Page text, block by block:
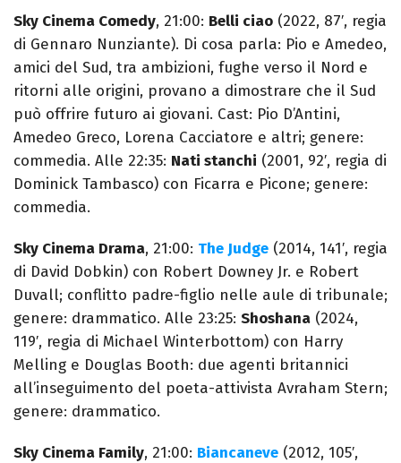
Sky Cinema Comedy, 21:00: Belli ciao (2022, 87′, regia
di Gennaro Nunziante). Di cosa parla: Pio e Amedeo,
amici del Sud, tra ambizioni, fughe verso il Nord e
ritorni alle origini, provano a dimostrare che il Sud
può offrire futuro ai giovani. Cast: Pio D’Antini,
Amedeo Greco, Lorena Cacciatore e altri; genere:
commedia. Alle 22:35: Nati stanchi (2001, 92′, regia di
Dominick Tambasco) con Ficarra e Picone; genere:
commedia.
Sky Cinema Drama, 21:00: The Judge (2014, 141′, regia
di David Dobkin) con Robert Downey Jr. e Robert
Duvall; conflitto padre-figlio nelle aule di tribunale;
genere: drammatico. Alle 23:25: Shoshana (2024,
119′, regia di Michael Winterbottom) con Harry
Melling e Douglas Booth: due agenti britannici
all’inseguimento del poeta-attivista Avraham Stern;
genere: drammatico.
Sky Cinema Family, 21:00: Biancaneve (2012, 105′,